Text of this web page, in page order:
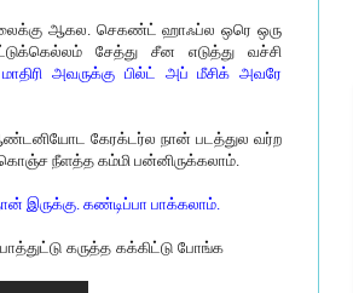
ஆகல. செகண்ட் ஹாஃப்ல ஒரெ ஒரு
சேத்து சீன எடுத்து வச்சி
அவருக்கு பில்ட் அப் மீசிக் அவரே
கேரக்டர்ல நான் படத்துல வர்ற
நீளத்த கம்மி பன்னிருக்கலாம்.
இருக்கு. கண்டிப்பா பாக்கலாம்.
கருத்த கக்கிட்டு போங்க